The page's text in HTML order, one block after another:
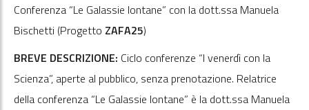
Conferenza “Le Galassie lontane” con la dott.ssa Manuela
Bischetti (Progetto ZAFA25)
BREVE DESCRIZIONE: Ciclo conferenze “I venerdì con la
Scienza”, aperte al pubblico, senza prenotazione. Relatrice
della conferenza “Le Galassie lontane” è la dott.ssa Manuela